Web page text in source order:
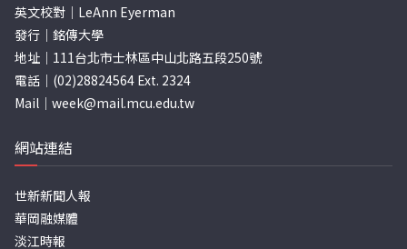
英文校對｜LeAnn Eyerman
發行｜銘傳大學
地址｜111台北市士林區中山北路五段250號
電話｜(02)28824564 Ext. 2324
Mail｜ week@mail.mcu.edu.tw
網站連結
世新新聞人報
華岡融媒體
淡江時報